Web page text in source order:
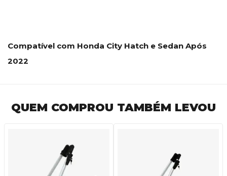
Compatível com Honda City Hatch e Sedan Após
2022
QUEM COMPROU TAMBÉM LEVOU